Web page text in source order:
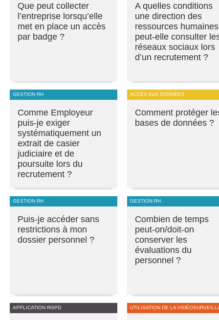
Que peut collecter
l’entreprise lorsqu’elle
met en place un accès
par badge ?
A quelles conditions
une direction des
ressources humaines
peut-elle consulter
réseaux sociaux lors
d’un recrutement ?
GESTION RH
Comme Employeur
puis-je exiger
systématiquement un
extrait de casier
judiciaire et de
poursuite lors du
recrutement ?
ACCÈS AUX DONNÉES
Comment protéger
bases de données ?
GESTION RH
Puis-je accéder sans
restrictions à mon
dossier personnel ?
GESTION RH
Combien de temps
peut-on/doit-on
conserver les
évaluations du
personnel ?
APPLICATION RGPD UTILISATION DE LA